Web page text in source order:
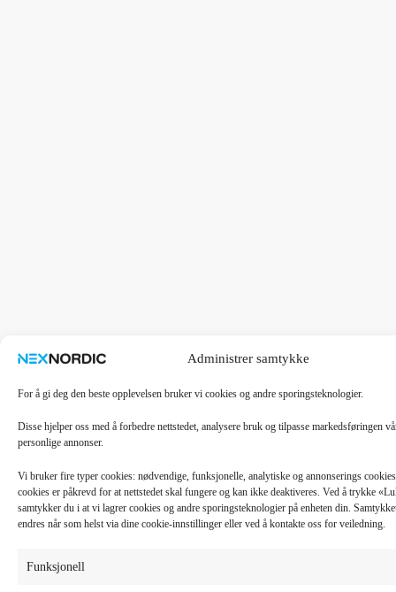
Administrer samtykke
For å gi deg den beste opplevelsen bruker vi cookies og andre sporingsteknologier.
Disse hjelper oss med å forbedre nettstedet, analysere bruk og tilpasse markedsføringen
personlige annonser.
Vi bruker fire typer cookies: nødvendige, funksjonelle, analytiske og annonserings
cookies er påkrevd for at nettstedet skal fungere og kan ikke deaktiveres. Ved å trykke
samtykker du i at vi lagrer cookies og andre sporingsteknologier på enheten din.
endres når som helst via dine cookie-innstillinger eller ved å kontakte oss for veiledning.
Funksjonell